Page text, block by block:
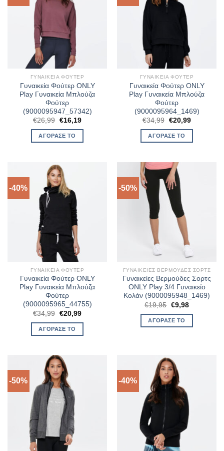
ΓΥΝΑΙΚΕΊΑ ΦΟΎΤΕΡ
Γυναικεία Φούτερ ONLY
Play Γυναικεία Μπλούζα
Φούτερ
(9000095947_57342)
€26,99 Original
was:
€26,99.
€16,19Η
ΑΓΌΡΑΣΈ ΤΟ
ΓΥΝΑΙΚΕΊΑ ΦΟΎΤΕΡ
Γυναικεία Φούτερ ONLY
Play Γυναικεία Μπλούζα
Φούτερ
(9000095964_1469)
€34,99 Original
was:
€34,99.
€20,99Η
ΑΓΌΡΑΣΈ ΤΟ
-40%
ΓΥΝΑΙΚΕΊΑ ΦΟΎΤΕΡ
Γυναικεία Φούτερ ONLY
Play Γυναικεία Μπλούζα
Φούτερ
(9000095965_44755)
€34,99 Original
price
was:
€34,99.
€20,99Η
τιμή
ΑΓΌΡΑΣΈ ΤΟ
-50%
ΓΥΝΑΙΚΕΊΕΣ ΒΕΡΜΟΎΔΕΣ ΣΟΡΤΣ
Γυναικείες Βερμούδες Σορτς
ONLY Play 3/4 Γυναικείο
Κολάν (9000095948_1469)
€19,95 Original
price
was:
€19,95.
€9,98Η
τιμή
ΑΓΌΡΑΣΈ ΤΟ
-50% -40%